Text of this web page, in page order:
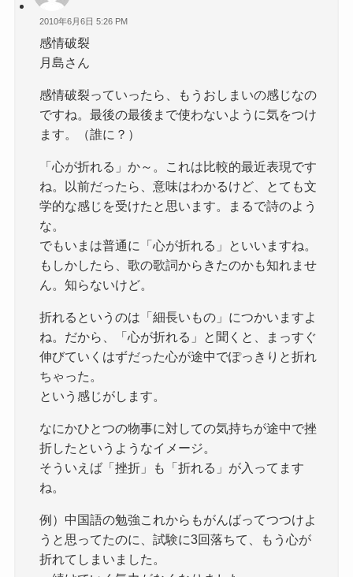
2010年6月6日 5:26 PM
感情破裂
月島さん
感情破裂っていったら、もうおしまいの感じなの
ですね。最後の最後まで使わないように気をつけ
ます。（誰に？）
「心が折れる」か～。これは比較的最近表現です
ね。以前だったら、意味はわかるけど、とても文
学的な感じを受けたと思います。まるで詩のよう
な。
でもいまは普通に「心が折れる」といいますね。
もしかしたら、歌の歌詞からきたのかも知れませ
ん。知らないけど。
折れるというのは「細長いもの」につかいますよ
ね。だから、「心が折れる」と聞くと、まっすぐ
伸びていくはずだった心が途中でぽっきりと折れ
ちゃった。
という感じがします。
なにかひとつの物事に対しての気持ちが途中で挫
折したというようなイメージ。
そういえば「挫折」も「折れる」が入ってます
ね。
例）中国語の勉強これからもがんばってつつけよ
うと思ってたのに、試験に3回落ちて、もう心が
折れてしまいました。